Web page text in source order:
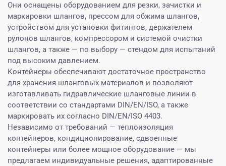
Они оснащены оборудованием для резки, зачистки и
маркировки шлангов, прессом для обжима шлангов,
устройством для установки фитингов, держателем
рулонов шлангов, компрессором и системой очистки
шлангов, а также — по выбору — стендом для испытаний
под высоким давлением.
Контейнеры обеспечивают достаточное пространство
для хранения шланговых материалов и позволяют
изготавливать гидравлические шланговые линии в
соответствии со стандартами DIN/EN/ISO, а также
маркировать их согласно DIN/EN/ISO 4403.
Независимо от требований — теплоизоляция
контейнеров, кондиционирование, сдвоенные
контейнеры или более мощное оборудование — мы
предлагаем индивидуальные решения, адаптированные